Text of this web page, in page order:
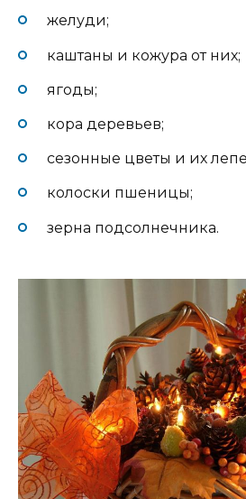
желуди;
каштаны и кожура от них;
ягоды;
кора деревьев;
сезонные цветы и их
колоски пшеницы;
зерна подсолнечника.